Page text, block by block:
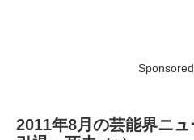
2011年8月の芸能界ニュ